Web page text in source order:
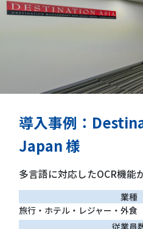
導入事例：
Japan 様
多言語に対応したOCR機能
業種
旅行・ホテル・レジャー・外食